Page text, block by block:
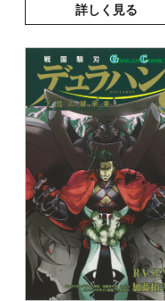
詳しく見る